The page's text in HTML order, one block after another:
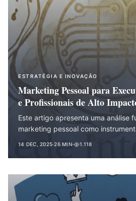
ESTRATÉGIA E INOVAÇÃO
Marketing Pessoal para
e Profissionais de Alto
Teóricos e Aplicações
Este artigo apresenta uma análise
marketing pessoal como
pessoal gera resultados
estrutura de redes e comunidades
efetividade da marca pessoal? (3)
14 DEC, 2025·26 MIN· 1.118